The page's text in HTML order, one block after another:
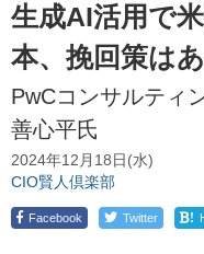
生成AI活用で
本、挽回策は
PwCコンサルティ
善心平氏
2024年12月18日(水)
CIO賢人倶楽部
Facebook Twitter !